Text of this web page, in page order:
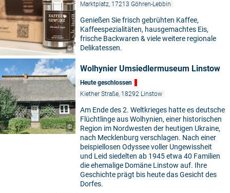
©
Marktplatz, 17213 Göhren-Lebbin
Genießen Sie frisch gebrühten Kaffee,
Kaffeespezialitäten, hausgemachtes Eis,
frische Backwaren & viele weitere regionale
Delikatessen.
©
Wolhynier Umsiedlermuseum Linstow
Heute geschlossen
Kiether Straße, 18292 Linstow
Am Ende des 2. Weltkrieges hatte es deutsche
Flüchtlinge aus Wolhynien, einer historischen
Region im Nordwesten der heutigen Ukraine,
nach Mecklenburg verschlagen. Nach einer
beispiellosen Odyssee voller Ungewissheit
und Leid siedelten ab 1945 etwa 40 Familien
die ehemalige Domäne Linstow auf. Ihre
Geschichte prägt bis heute das Gesicht des
Dorfes.